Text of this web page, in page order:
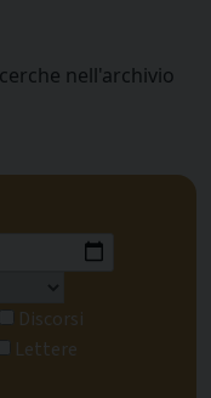
nell'archivio
Discorsi
Lettere